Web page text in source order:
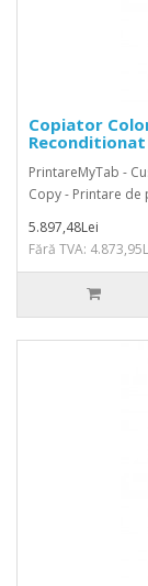
Copiator
Reconditionat
PrintareMyTab -
Copy - Printare de
5.897,48Lei
Fără TVA: